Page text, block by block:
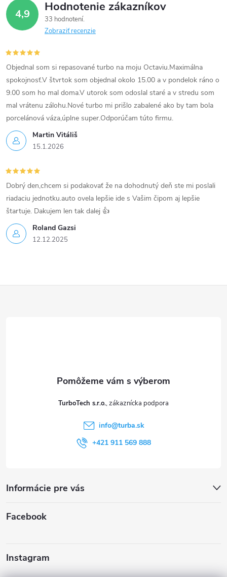
4,9 Hodnotenie zákazníkov
33 hodnotení
Zobraziť recenzie
Martin Vitáliš
15.1.2026
Objednal som si repasované turbo na moju Octaviu.Maximálna
spokojnosť.V štvrtok som objednal okolo 15.00 a v pondelok ráno o
9.00 som ho mal doma.V utorok som odoslal staré a v stredu som
mal vrátenu zálohu.Nové turbo mi prišlo zabalené ako by tam bola
porcelánová váza,úplne super.Odporúčam túto firmu.
Roland Gazsi
12.12.2025
Dobrý den,chcem si podakovať že na dohodnutý deň ste mi poslali
riadaciu jednotku.auto ovela lepšie ide s Vašim čipom aj lepšie
štartuje. Dakujem len tak dalej 👍
TurboTech s.r.o.
info@turba.sk
+421 911 569 888
Informácie pre vás
Facebook
Instagram